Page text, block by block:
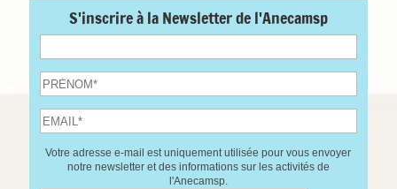
S'inscrire à la Newsletter de l'Anecamsp
Votre adresse e-mail est uniquement utilisée pour vous envoyer
notre newsletter et des informations sur les activités de
l'Anecamsp.